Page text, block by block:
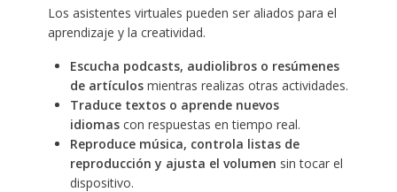
Los asistentes virtuales pueden ser aliados para el
aprendizaje y la creatividad.
Escucha podcasts, audiolibros o resúmenes
de artículosmientras realizas otras actividades.
Traduce textos o aprende nuevos
idiomascon respuestas en tiempo real.
Reproduce música, controla listas de
reproducción y ajusta el volumen sin tocar el
dispositivo.